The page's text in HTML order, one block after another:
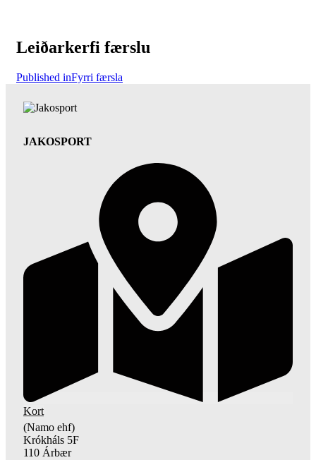
Leiðarkerfi færslu
Published inFyrri færsla
JAKOSPORT
Kort
(Namo ehf)
Krókháls 5F
110 Árbær